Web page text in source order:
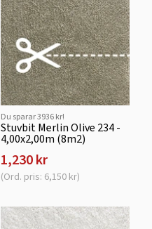
Du sparar 3936 kr!
Stuvbit Merlin Olive 234 -
4,00x2,00m (8m2)
1,230 kr
(Ord. pris: 6,150 kr)